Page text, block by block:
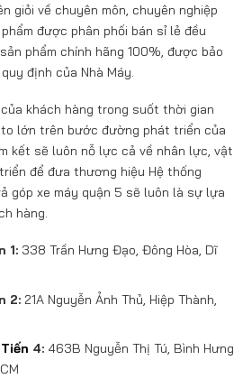
giỏi về chuyên môn, chuyên nghiệp
được phân phối bán sỉ lẻ đều
phẩm chính hãng 100%, được bảo
định của Nhà Máy.
khách hàng trong suốt thời gian
to lớn trên bước đường phát triển của
kết sẽ luôn nỗ lực cả về nhân lực, vật
để đưa thương hiệu Hệ thống
góp xe máy quận 5 sẽ luôn là sự lựa
hàng.
1: 338 Trần Hưng Đạo, Đông Hòa, Dĩ
2: 21A Nguyễn Ảnh Thủ, Hiệp Thành,
4: 463B Nguyễn Thị Tú, Bình Hưng